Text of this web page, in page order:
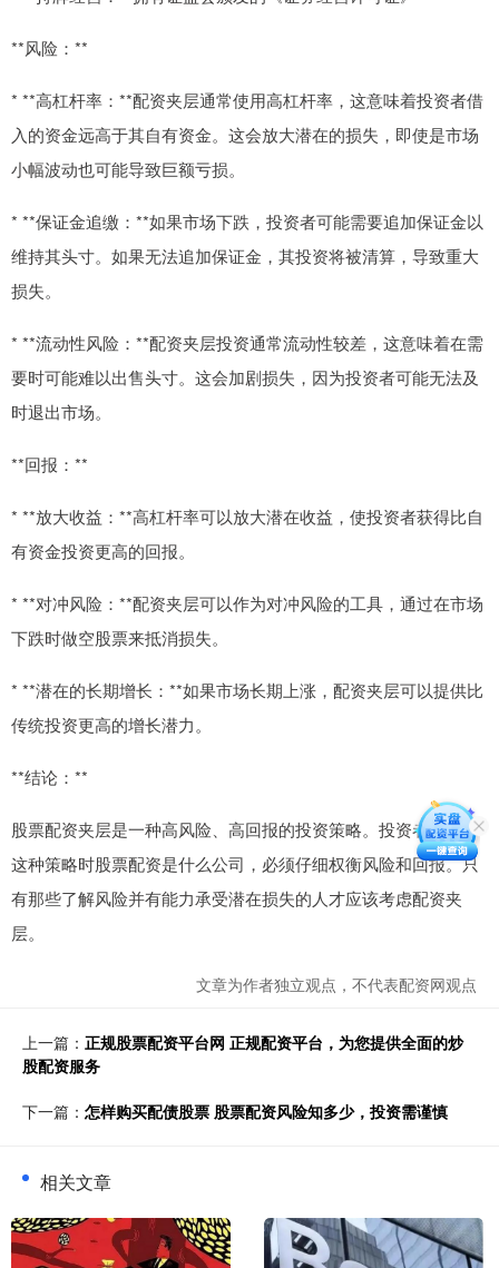
**风险：**
* **高杠杆率：**配资夹层通常使用高杠杆率，这意味着投资者借
入的资金远高于其自有资金。这会放大潜在的损失，即使是市场
小幅波动也可能导致巨额亏损。
* **保证金追缴：**如果市场下跌，投资者可能需要追加保证金以
维持其头寸。如果无法追加保证金，其投资将被清算，导致重大
损失。
* **流动性风险：**配资夹层投资通常流动性较差，这意味着在需
要时可能难以出售头寸。这会加剧损失，因为投资者可能无法及
时退出市场。
**回报：**
* **放大收益：**高杠杆率可以放大潜在收益，使投资者获得比自
有资金投资更高的回报。
* **对冲风险：**配资夹层可以作为对冲风险的工具，通过在市场
下跌时做空股票来抵消损失。
* **潜在的长期增长：**如果市场长期上涨，配资夹层可以提供比
传统投资更高的增长潜力。
**结论：**
股票配资夹层是一种高风险、高回报的投资策略。投资者在考虑
这种策略时股票配资是什么公司，必须仔细权衡风险和回报。只
有那些了解风险并有能力承受潜在损失的人才应该考虑配资夹
层。
文章为作者独立观点，不代表配资网观点
上一篇： 正规股票配资平台网 正规配资平台，为您提供全面的炒
股配资服务
下一篇： 怎样购买配债股票 股票配资风险知多少，投资需谨慎
相关文章